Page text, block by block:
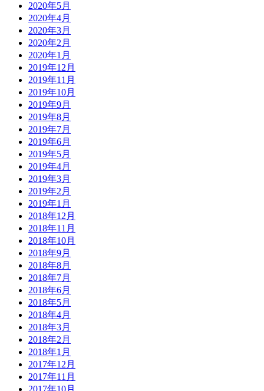
2020年5月
2020年4月
2020年3月
2020年2月
2020年1月
2019年12月
2019年11月
2019年10月
2019年9月
2019年8月
2019年7月
2019年6月
2019年5月
2019年4月
2019年3月
2019年2月
2019年1月
2018年12月
2018年11月
2018年10月
2018年9月
2018年8月
2018年7月
2018年6月
2018年5月
2018年4月
2018年3月
2018年2月
2018年1月
2017年12月
2017年11月